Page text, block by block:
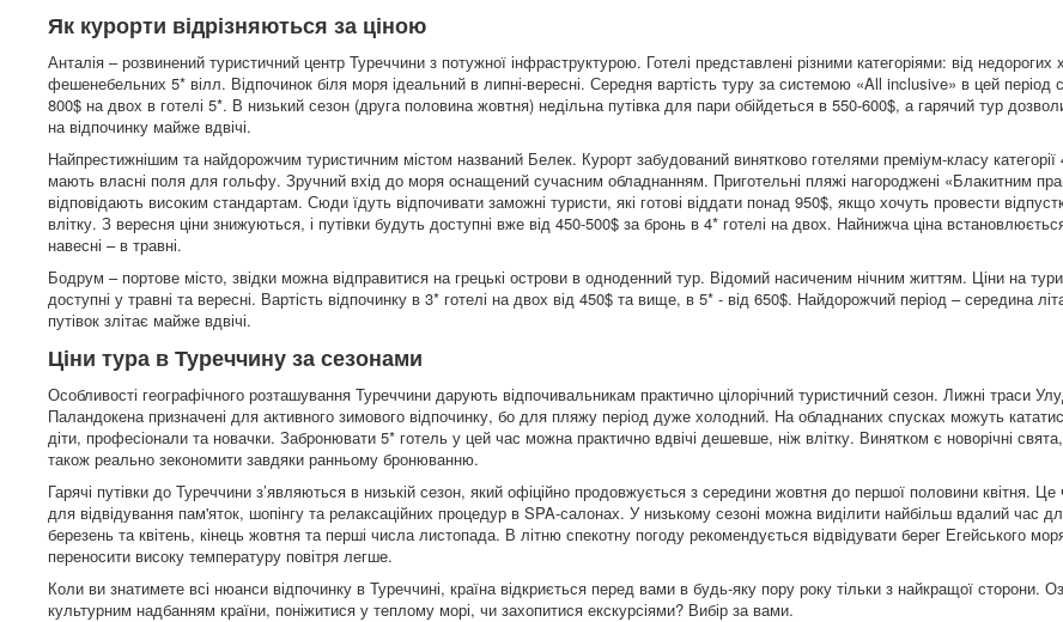
Як курорти відрізняються за ціною
Анталія – розвинений туристичний центр Туреччини з потужної інфраструктурою. Готелі представлені різними категоріями: від недорогих
фешенебельних 5* вілл. Відпочинок біля моря ідеальний в липні-вересні. Середня вартість туру за системою «All inclusive» в цей період
800$ на двох в готелі 5*. В низький сезон (друга половина жовтня) недільна путівка для пари обійдеться в 550-600$, а гарячий тур
на відпочинку майже вдвічі.
Найпрестижнішим та найдорожчим туристичним містом названий Белек. Курорт забудований винятково готелями преміум-класу категорії
мають власні поля для гольфу. Зручний вхід до моря оснащений сучасним обладнанням. Приготельні пляжі нагороджені «Блакитним
відповідають високим стандартам. Сюди їдуть відпочивати заможні туристи, які готові віддати понад 950$, якщо хочуть провести
влітку. З вересня ціни знижуються, і путівки будуть доступні вже від 450-500$ за бронь в 4* готелі на двох. Найнижча ціна
навесні – в травні.
Бодрум – портове місто, звідки можна відправитися на грецькі острови в одноденний тур. Відомий насиченим нічним життям. Ціни на
доступні у травні та вересні. Вартість відпочинку в 3* готелі на двох від 450$ та вище, в 5* - від 650$. Найдорожчий період – середина
путівок злітає майже вдвічі.
Ціни тура в Туреччину за сезонами
Особливості географічного розташування Туреччини дарують відпочивальникам практично цілорічний туристичний сезон. Лижні траси
Паландокена призначені для активного зимового відпочинку, бо для пляжу період дуже холодний. На обладнаних спусках можуть
діти, професіонали та новачки. Забронювати 5* готель у цей час можна практично вдвічі дешевше, ніж влітку. Винятком є новорічні
також реально зекономити завдяки ранньому бронюванню.
Гарячі путівки до Туреччини з’являються в низькій сезон, який офіційно продовжується з середини жовтня до першої половини квітня.
для відвідування пам'яток, шопінгу та релаксаційних процедур в SPA-салонах. У низькому сезоні можна виділити найбільш вдалий час
березень та квітень, кінець жовтня та перші числа листопада. В літню спекотну погоду рекомендується відвідувати берег Егейського
переносити високу температуру повітря легше.
Коли ви знатимете всі нюанси відпочинку в Туреччині, країна відкриється перед вами в будь-яку пору року тільки з найкращої сторони.
культурним надбанням країни, поніжитися у теплому морі, чи захопитися екскурсіями? Вибір за вами.